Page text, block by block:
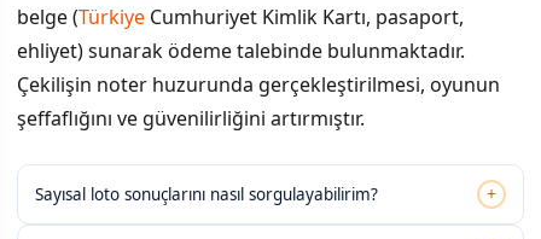
belge (Türkiye Cumhuriyet Kimlik Kartı, pasaport,
ehliyet) sunarak ödeme talebinde bulunmaktadır.
Çekilişin noter huzurunda gerçekleştirilmesi, oyunun
şeffaflığını ve güvenilirliğini artırmıştır.
Sayısal loto sonuçlarını nasıl sorgulayabilirim? +